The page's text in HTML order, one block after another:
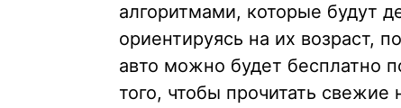
алгоритмами, которые будут
ориентируясь на их возраст,
авто можно будет бесплатно
того, чтобы прочитать свежие